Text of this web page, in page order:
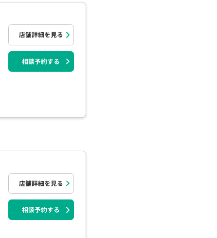
店舗詳細を見る
相談予約する
店舗詳細を見る
相談予約する